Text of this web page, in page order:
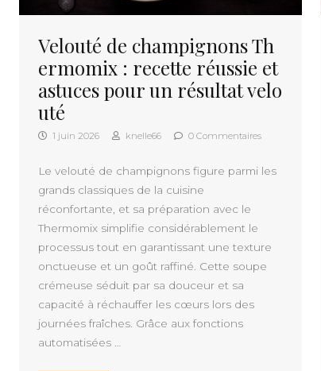
Velouté de champignons Th
ermomix : recette réussie et
astuces pour un résultat velo
uté
1 juin 2026 knelle66 0 Commentaires
Le velouté de champignons figure parmi les
grands classiques de la cuisine
réconfortante, et sa préparation avec le
Thermomix simplifie considérablement le
processus tout en garantissant une texture
onctueuse et un goût raffiné. Cette soupe
crémeuse séduit par sa douceur et sa
capacité à réchauffer les cœurs lors des
journées fraîches. Grâce aux fonctions
automatisées …